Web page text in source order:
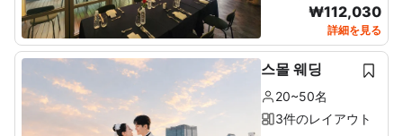
₩112,030
詳細を見る
스몰 웨딩
20~50名
3件のレイアウト